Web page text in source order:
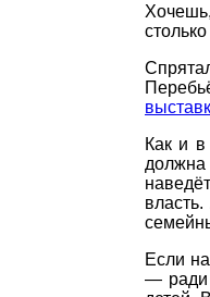
Как и в
Если
— ради